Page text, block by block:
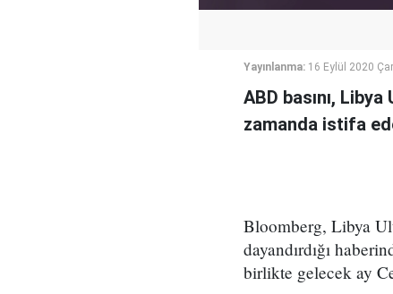
Yayınlanma: 16 Eylül 2020
ABD basını,
zamanda istifa
Bloomberg, Libya
dayandırdığı
birlikte gelecek ay